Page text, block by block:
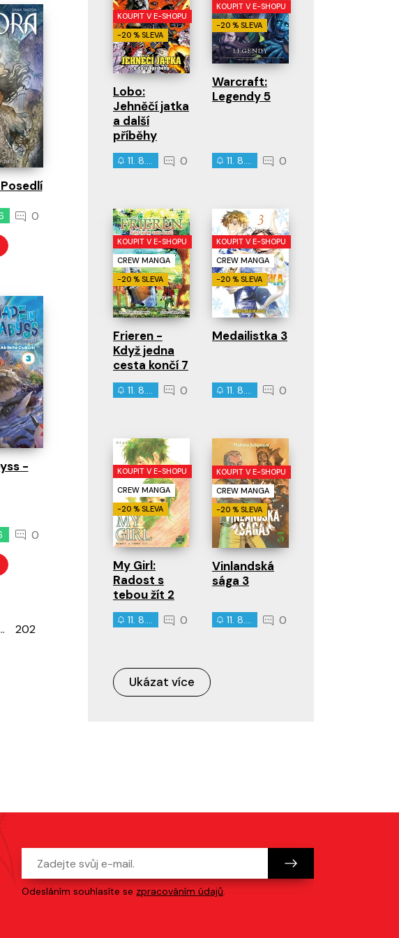
0
-
0
202
KOUPIT V E-SHOPU
-20 % SLEVA
Lobo:
Jehněčí jatka
a další
příběhy
11. 8. 2026 0
KOUPIT V E-SHOPU
-20 % SLEVA
Warcraft:
Legendy 5
11. 8. 2026 0
KOUPIT V E-SHOPU
CREW MANGA
-20 % SLEVA
Frieren -
Když jedna
cesta končí 7
11. 8. 2026 0
KOUPIT V E-SHOPU
CREW MANGA
-20 % SLEVA
Medailistka 3
11. 8. 2026 0
KOUPIT V E-SHOPU
CREW MANGA
-20 % SLEVA
My Girl:
Radost s
tebou žít 2
11. 8. 2026 0
KOUPIT V E-SHOPU
CREW MANGA
-20 % SLEVA
Vinlandská
sága 3
11. 8. 2026 0
Ukázat více
Odesláním souhlasíte se zpracováním údajů.